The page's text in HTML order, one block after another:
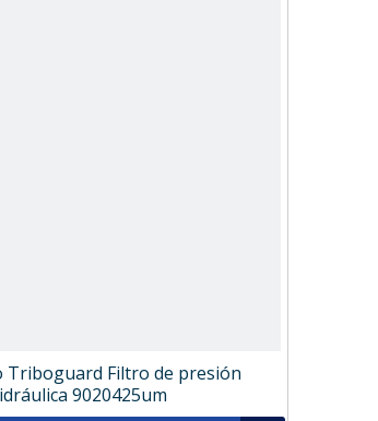
Triboguard Filtro de presión
9020425um